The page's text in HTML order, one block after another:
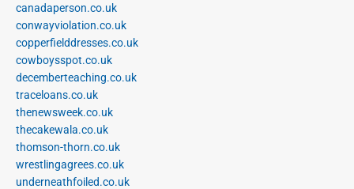
canadaperson.co.uk
conwayviolation.co.uk
copperfielddresses.co.uk
cowboysspot.co.uk
decemberteaching.co.uk
traceloans.co.uk
thenewsweek.co.uk
thecakewala.co.uk
thomson-thorn.co.uk
wrestlingagrees.co.uk
underneathfoiled.co.uk